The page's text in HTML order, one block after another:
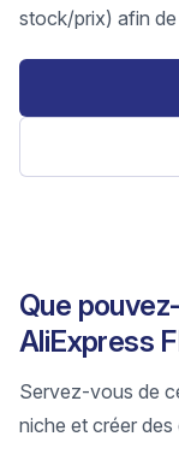
stock/prix) afin
Que
AliExpress
Servez-vous de
niche et créer